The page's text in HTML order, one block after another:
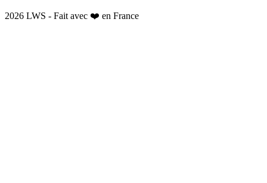
2026 LWS - Fait avec ❤️ en France